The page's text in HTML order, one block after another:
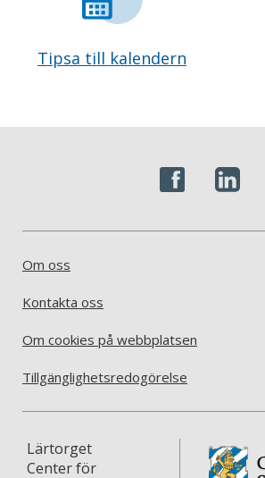
Tipsa till kalendern
Om oss
Kontakta oss
Om cookies på webbplatsen
Tillgänglighetsredogörelse
Lärtorget
Center för